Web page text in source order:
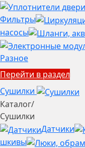
Фильтры
насосы
Разное
Перейти в раздел
Сушилки
Каталог/
Сушилки
Датчики
шкивы